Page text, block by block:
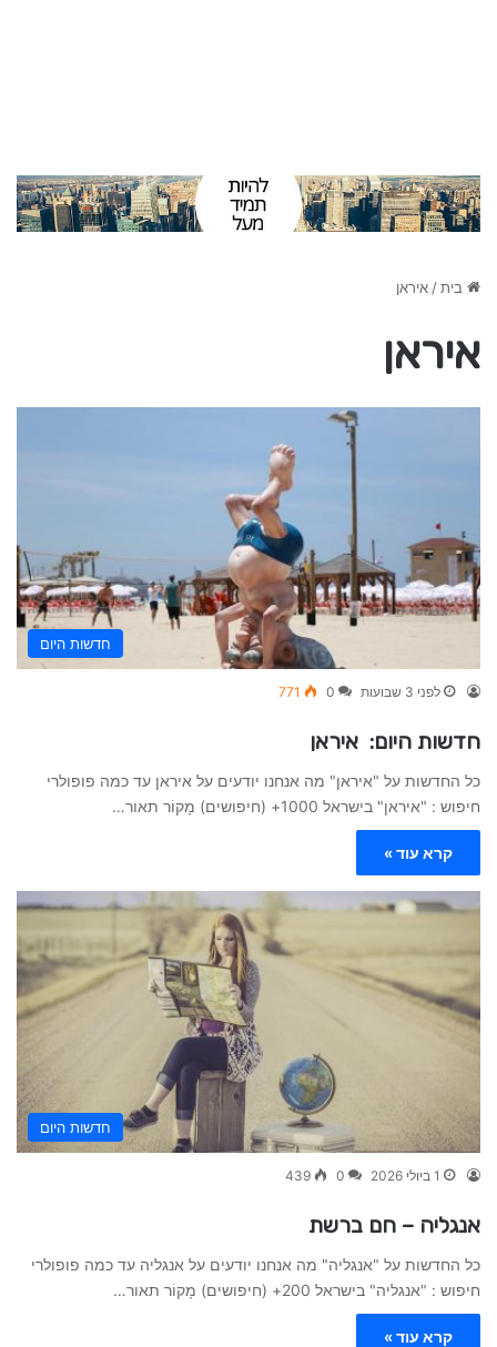
בית/איראן
איראן
חדשות היום
לפני 3 שבועות 0
771
חדשות היום: איראן
כל החדשות על "איראן" מה אנחנו יודעים על איראן עד כמה פופולרי
חיפוש : "איראן" בישראל 1000+ (חיפושים) מָקוֹר תאור…
קרא עוד »
חדשות היום
1 ביולי 2026 0
439
אנגליה – חם ברשת
כל החדשות על "אנגליה" מה אנחנו יודעים על אנגליה עד כמה פופולרי
חיפוש : "אנגליה" בישראל 200+ (חיפושים) מָקוֹר תאור…
קרא עוד »